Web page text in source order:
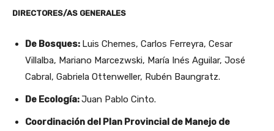
DIRECTORES/AS GENERALES
De Bosques: Luis Chemes, Carlos Ferreyra, Cesar
Villalba, Mariano Marcezwski, María Inés Aguilar, José
Cabral, Gabriela Ottenweller, Rubén Baungratz.
De Ecología:Juan Pablo Cinto.
Coordinación del Plan Provincial de Manejo de